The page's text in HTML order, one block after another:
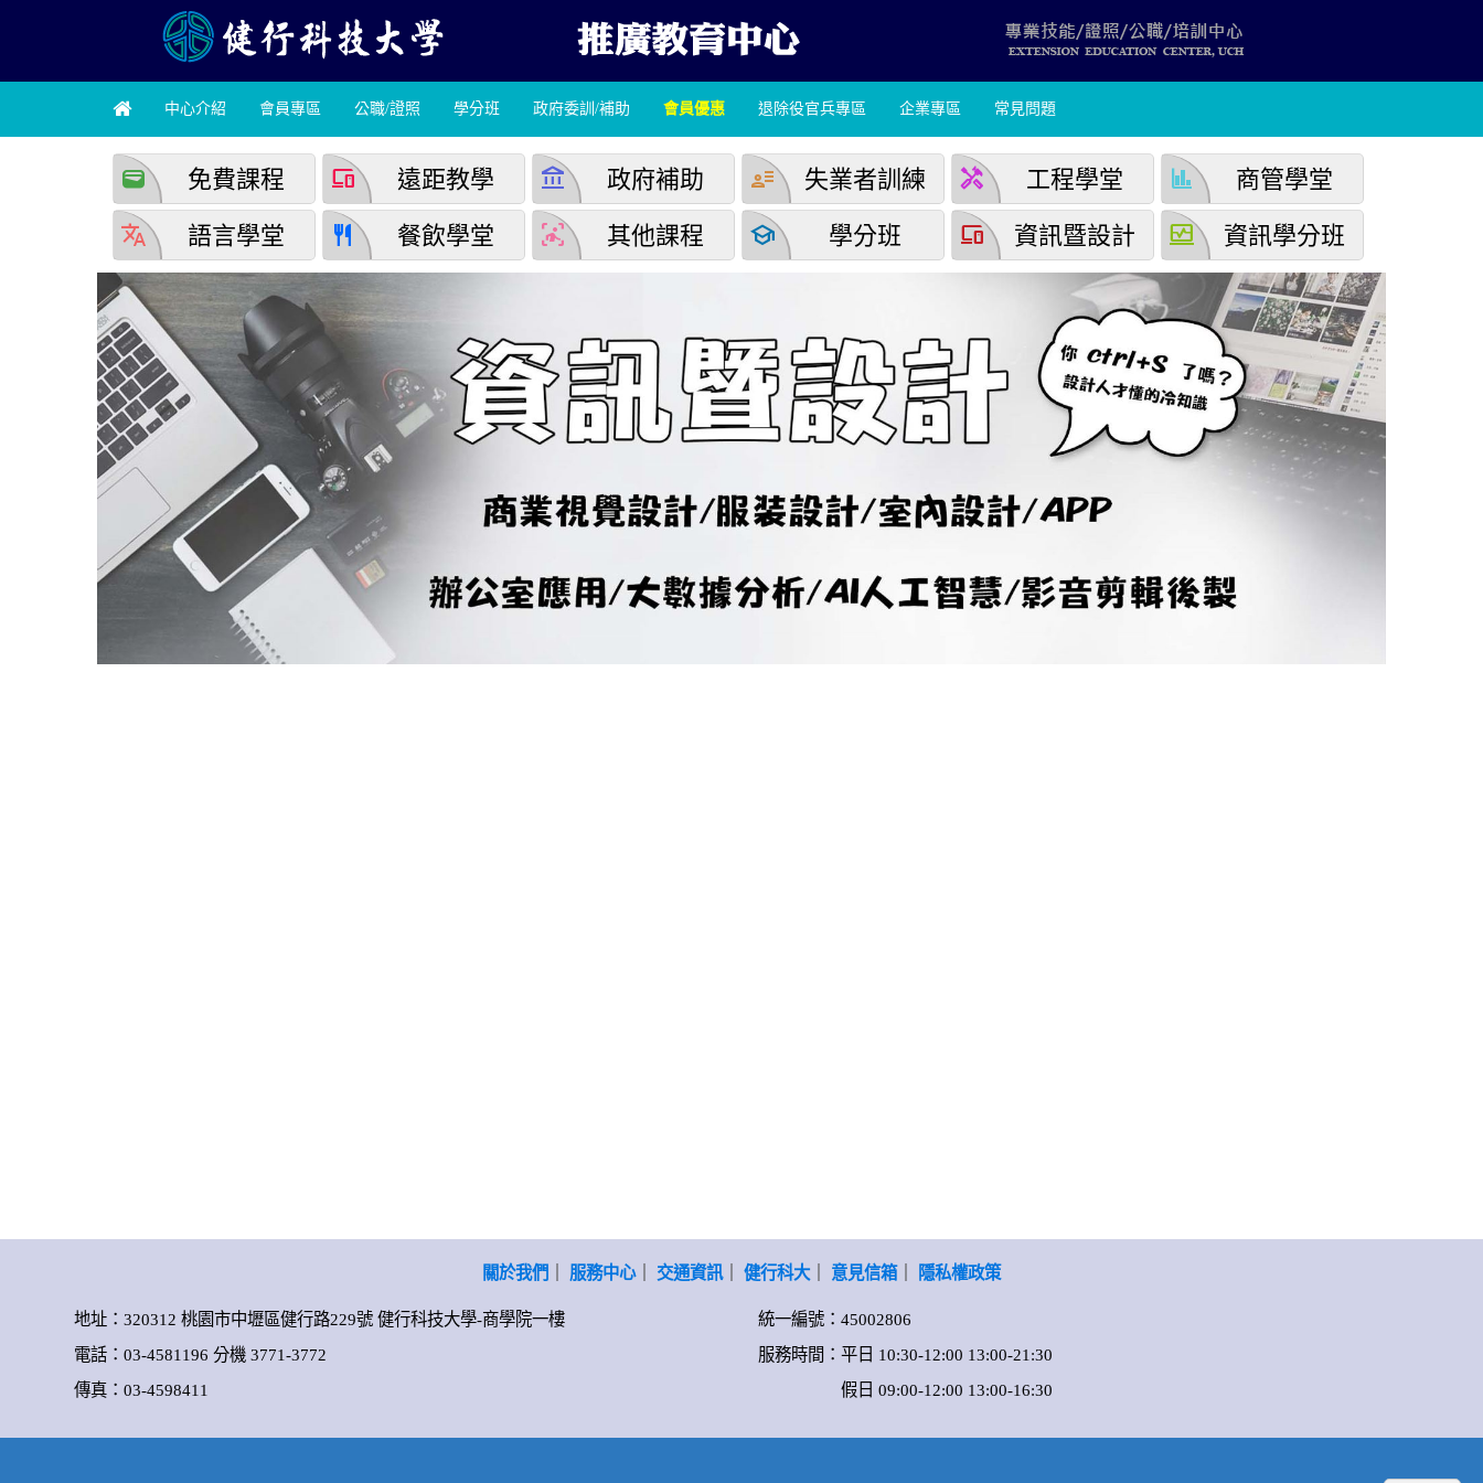
中心介紹 會員專區 公職/證照 學分班 政府委訓/補助 會員優惠 退除役官兵專區 企業專區 常見問題
wallet 免費課程 devices 遠距教學 account_balance 政府補助 user_attributes 失業者訓練 handyman 工程學堂 finance 商管學堂
translate 語言學堂 restaurant 餐飲學堂 detection_and_zone 其他課程 school 學分班 devices 資訊暨設計 browse_activity 資訊學分班
關於我們 服務中心｜ 交通資訊｜ 健行科大｜ 意見信箱｜ 隱私權政策
地址：320312 桃園市中壢區健行路229號 健行科技大學-商學院一樓
電話：03-4581196 分機 3771-3772
傳真：03-4598411
統一編號：45002806
服務時間：平日 10:30-12:00 13:00-21:30
假日 09:00-12:00 13:00-16:30